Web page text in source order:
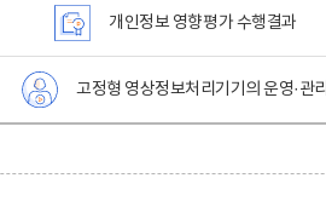
개인정보 영향평가 수행결과
고정형 영상정보처리기기의 운영·관리